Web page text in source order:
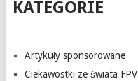
KATEGORIE
Artykuły sponsorowane
Ciekawostki ze świata FPV